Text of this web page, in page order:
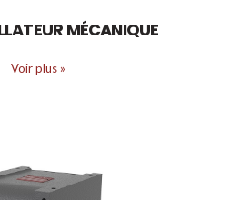
MÉCANIQUE
Voir plus »